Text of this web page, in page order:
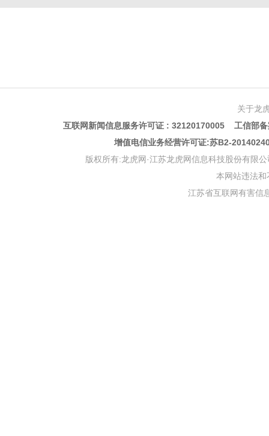
关于龙
互联网新闻信息服务许可证 : 32120170005 工信部
增值电信业务经营许可证:苏B2-
版权所有:龙虎网·江苏龙虎网信息科技股份有限
本网站违法
江苏省互联网有害